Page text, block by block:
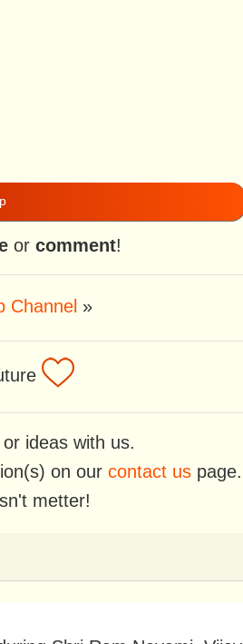
or comment!
Channel »
ideas with us.
on our contact uspage.
metter!